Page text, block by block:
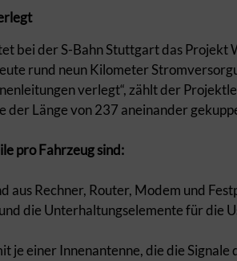
bei der S-Bahn Stuttgart das Projekt
rund neun Kilometer
verlegt“, zählt der
der Länge von 237 aneinander
pro Fahrzeug sind:
aus Rechner, Router, Modem und
die Unterhaltungselemente für die
je einer Innenantenne, die die